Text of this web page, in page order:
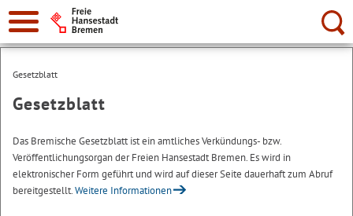
Suche:
Gesetzblatt
Gesetzblatt
Das Bremische Gesetzblatt ist ein amtliches Verkündungs- bzw.
Veröffentlichungsorgan der Freien Hansestadt Bremen. Es wird in
elektronischer Form geführt und wird auf dieser Seite dauerhaft zum Abruf
bereitgestellt.Weitere Informationen